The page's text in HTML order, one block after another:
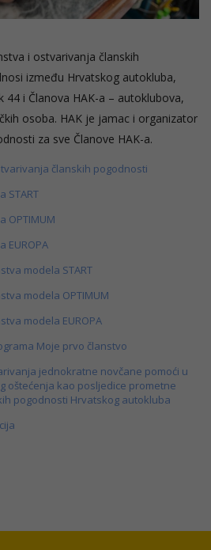
i ostvarivanja članskih
između Hrvatskog autokluba,
44 i Članova HAK-a – autoklubova,
osoba. HAK je jamac i organizator
za sve Članove HAK-a.
članskih pogodnosti
START
OPTIMUM
EUROPA
modela START
modela OPTIMUM
modela EUROPA
Moje prvo članstvo
jednokratne novčane pomoći u
oštećenja kao posljedice prometne
pogodnosti Hrvatskog autokluba